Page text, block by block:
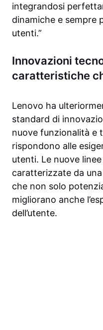
integrandosi
dinamiche e sempre
utenti.”
Innovazioni
caratteristiche
Lenovo ha
standard di
nuove funzionalità e
rispondono alle
utenti. Le nuove
caratterizzate da
che non solo
migliorano anche
dell’utente.